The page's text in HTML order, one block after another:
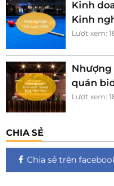
Kinh
Kinh
Lượt xem:
quán
Lượt xem:
CHIA SẺ
Chia sẻ trên